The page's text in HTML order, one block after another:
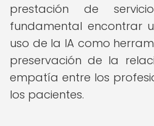
prestación de
fundamental encontrar
uso de la IA como
preservación de la
empatía entre los
los pacientes.